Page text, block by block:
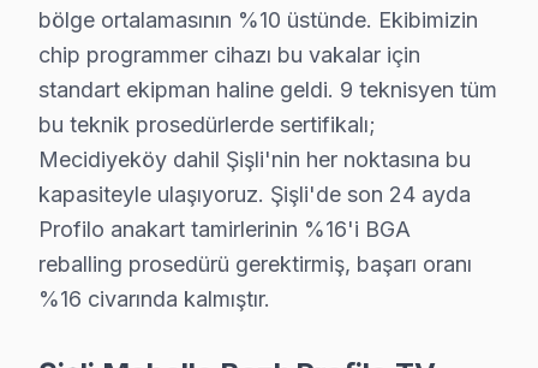
Şişli'de hangi belirtiyle gelirseniz gelin — teşhis
Profilo TV Teknik Rehberi: Panel, Teşhis ve
Profilo televizyonlarınızın tamir ve bakımında Şişli
Profilo TV Teknik Profil ve Servis Rehberi
Profilo TV Teknik Servis Rehberi
Profilo TV'lerde En Sık Karşılaşılan Arızalar
Profilo servisimizde en yaygın Hotel mod kilitleme
bölge ortalamasının %10 üstünde. Ekibimizin
chip programmer cihazı bu vakalar için
standart ekipman haline geldi. 9 teknisyen tüm
bu teknik prosedürlerde sertifikalı;
Mecidiyeköy dahil Şişli'nin her noktasına bu
kapasiteyle ulaşıyoruz. Şişli'de son 24 ayda
Profilo anakart tamirlerinin %16'i BGA
reballing prosedürü gerektirmiş, başarı oranı
%16 civarında kalmıştır.